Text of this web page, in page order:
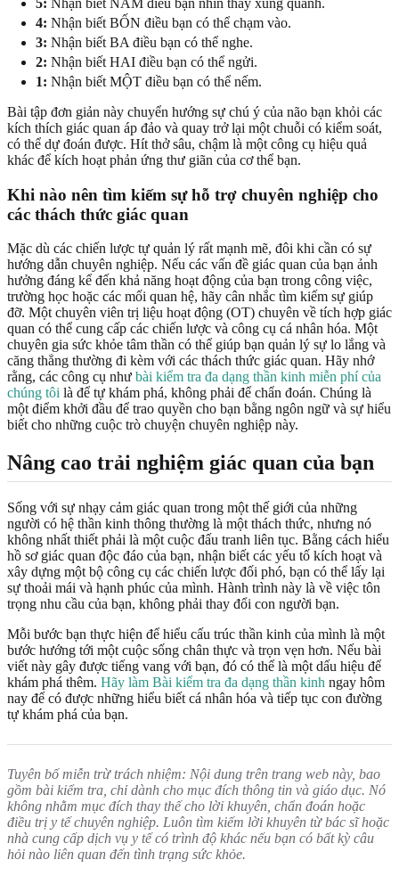
4: Nhận biết BỐN điều bạn có thể chạm vào.
3: Nhận biết BA điều bạn có thể nghe.
2: Nhận biết HAI điều bạn có thể ngửi.
1: Nhận biết MỘT điều bạn có thể nếm.
Bài tập đơn giản này chuyển hướng sự chú ý của não bạn khỏi các
kích thích giác quan áp đảo và quay trở lại một chuỗi có kiểm soát,
có thể dự đoán được. Hít thở sâu, chậm là một công cụ hiệu quả
khác để kích hoạt phản ứng thư giãn của cơ thể bạn.
Khi nào nên tìm kiếm sự hỗ trợ chuyên nghiệp cho
các thách thức giác quan
Mặc dù các chiến lược tự quản lý rất mạnh mẽ, đôi khi cần có sự
hướng dẫn chuyên nghiệp. Nếu các vấn đề giác quan của bạn ảnh
hưởng đáng kể đến khả năng hoạt động của bạn trong công việc,
trường học hoặc các mối quan hệ, hãy cân nhắc tìm kiếm sự giúp
đỡ. Một chuyên viên trị liệu hoạt động (OT) chuyên về tích hợp giác
quan có thể cung cấp các chiến lược và công cụ cá nhân hóa. Một
chuyên gia sức khỏe tâm thần có thể giúp bạn quản lý sự lo lắng và
căng thẳng thường đi kèm với các thách thức giác quan. Hãy nhớ
rằng, các công cụ như bài kiểm tra đa dạng thần kinh miễn phí của
chúng tôi là để tự khám phá, không phải để chẩn đoán. Chúng là
một điểm khởi đầu để trao quyền cho bạn bằng ngôn ngữ và sự hiểu
biết cho những cuộc trò chuyện chuyên nghiệp này.
Nâng cao trải nghiệm giác quan của bạn
Sống với sự nhạy cảm giác quan trong một thế giới của những
người có hệ thần kinh thông thường là một thách thức, nhưng nó
không nhất thiết phải là một cuộc đấu tranh liên tục. Bằng cách hiểu
hồ sơ giác quan độc đáo của bạn, nhận biết các yếu tố kích hoạt và
xây dựng một bộ công cụ các chiến lược đối phó, bạn có thể lấy lại
sự thoải mái và hạnh phúc của mình. Hành trình này là về việc tôn
trọng nhu cầu của bạn, không phải thay đổi con người bạn.
Mỗi bước bạn thực hiện để hiểu cấu trúc thần kinh của mình là một
bước hướng tới một cuộc sống chân thực và trọn vẹn hơn. Nếu bài
viết này gây được tiếng vang với bạn, đó có thể là một dấu hiệu để
khám phá thêm. Hãy làm Bài kiểm tra đa dạng thần kinh ngay hôm
nay để có được những hiểu biết cá nhân hóa và tiếp tục con đường
tự khám phá của bạn.
Tuyên bố miễn trừ trách nhiệm: Nội dung trên trang web này, bao
gồm bài kiểm tra, chỉ dành cho mục đích thông tin và giáo dục. Nó
không nhằm mục đích thay thế cho lời khuyên, chẩn đoán hoặc
điều trị y tế chuyên nghiệp. Luôn tìm kiếm lời khuyên từ bác sĩ hoặc
nhà cung cấp dịch vụ y tế có trình độ khác nếu bạn có bất kỳ câu
hỏi nào liên quan đến tình trạng sức khỏe.